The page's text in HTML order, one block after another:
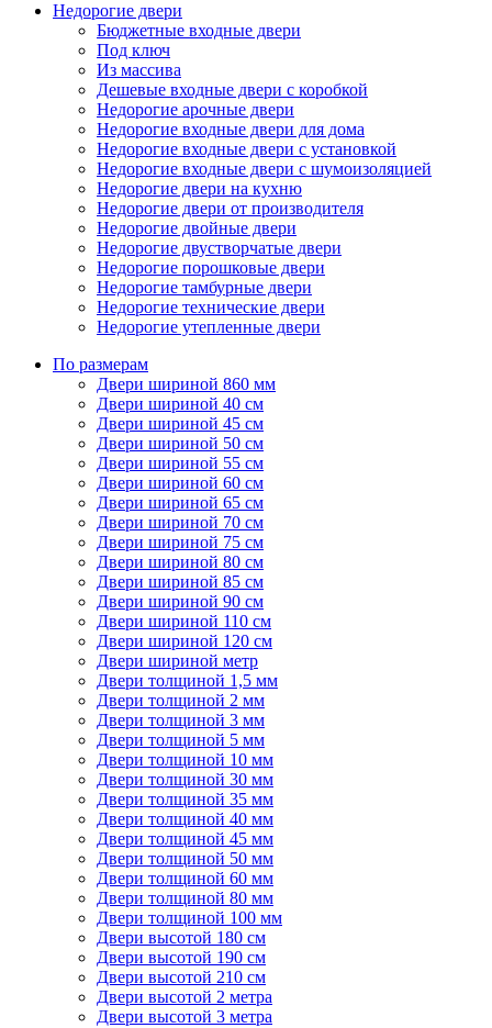
Недорогие двери
Бюджетные входные двери
Под ключ
Из массива
Дешевые входные двери с коробкой
Недорогие арочные двери
Недорогие входные двери для дома
Недорогие входные двери с установкой
Недорогие входные двери с шумоизоляцией
Недорогие двери на кухню
Недорогие двери от производителя
Недорогие двойные двери
Недорогие двустворчатые двери
Недорогие порошковые двери
Недорогие тамбурные двери
Недорогие технические двери
Недорогие утепленные двери
По размерам
Двери шириной 860 мм
Двери шириной 40 см
Двери шириной 45 см
Двери шириной 50 см
Двери шириной 55 см
Двери шириной 60 см
Двери шириной 65 см
Двери шириной 70 см
Двери шириной 75 см
Двери шириной 80 см
Двери шириной 85 см
Двери шириной 90 см
Двери шириной 110 см
Двери шириной 120 см
Двери шириной метр
Двери толщиной 1,5 мм
Двери толщиной 2 мм
Двери толщиной 3 мм
Двери толщиной 5 мм
Двери толщиной 10 мм
Двери толщиной 30 мм
Двери толщиной 35 мм
Двери толщиной 40 мм
Двери толщиной 45 мм
Двери толщиной 50 мм
Двери толщиной 60 мм
Двери толщиной 80 мм
Двери толщиной 100 мм
Двери высотой 180 см
Двери высотой 190 см
Двери высотой 210 см
Двери высотой 2 метра
Двери высотой 3 метра